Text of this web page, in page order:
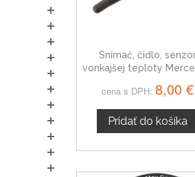
Snímač, čidlo,
vonkajšej teploty
cena s DPH: 8,00 €
Pridať do košíka